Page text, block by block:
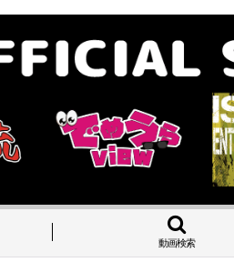
動画検索